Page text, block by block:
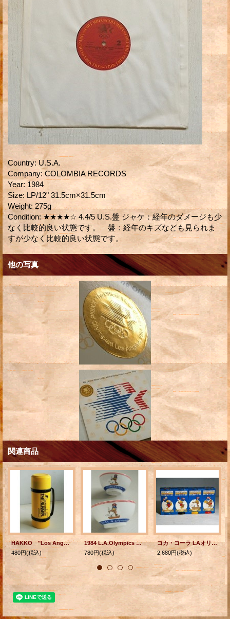
Country: U.S.A.
Company: COLOMBIA RECORDS
Year: 1984
Size: LP/12" 31.5cm×31.5cm
Weight: 275g
Condition: ★★★★☆ 4.4/5 U.S.盤 ジャケ：経年のダメージも少
なく比較的良い状態です。 盤：経年のキズなども見られま
すが少なく比較的良い状態です。
他の写真
関連商品
HAKKO "Los Angeles 84' THE RUNNER" 水筒/ドリンクボトル 容量：1,200ml
480円(税込)
1984 L.A.Olympics GYMNASTICS イーグルサム(鞍馬) セラミックお茶碗
780円(税込)
コカ・コーラ LAオリンピック イーグルサム ノベルティグラス ブルーBOX4個セット
2,680円(税込)